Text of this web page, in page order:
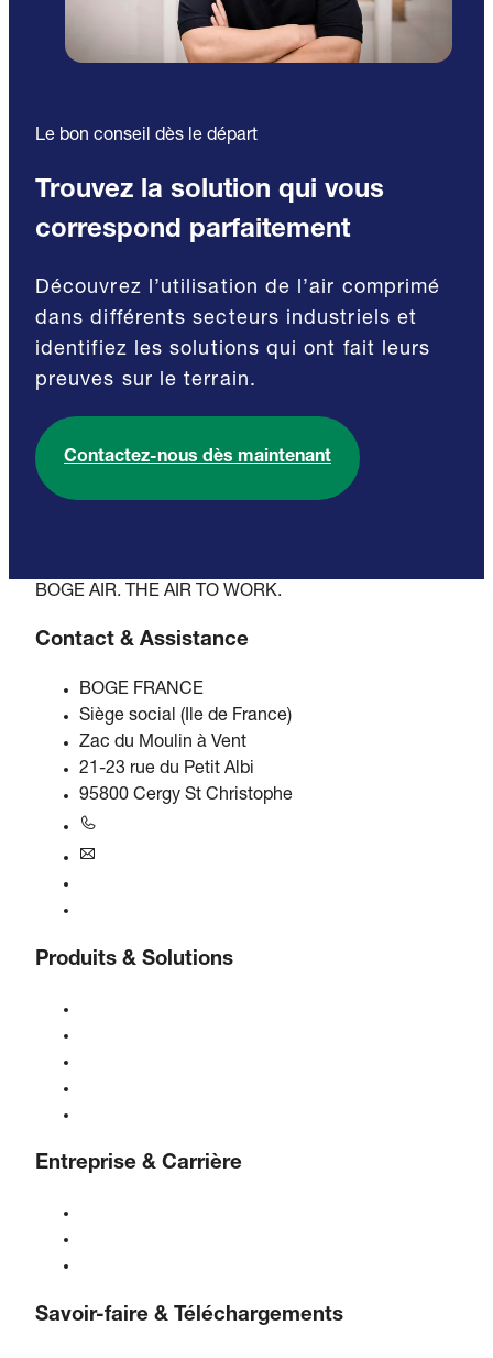
Le bon conseil dès le départ
Trouvez la solution qui vous
correspond parfaitement
Découvrez l’utilisation de l’air comprimé
dans différents secteurs industriels et
identifiez les solutions qui ont fait leurs
preuves sur le terrain.
Contactez-nous dès maintenant
BOGE AIR. THE AIR TO WORK.
Contact & Assistance
BOGE FRANCE
Siège social (Ile de France)
Zac du Moulin à Vent
21-23 rue du Petit Albi
95800 Cergy St Christophe
Produits & Solutions
Entreprise & Carrière
Savoir-faire & Téléchargements